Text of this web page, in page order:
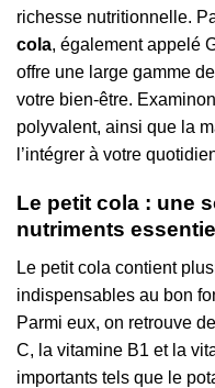
richesse nutritionnelle.
cola, également appelé
offre une large gamme
votre bien-être.
polyvalent, ainsi que la
l’intégrer à votre
Le petit cola : une
nutriments
Le petit cola contient
indispensables au bon
Parmi eux, on retrouve
C, la vitamine B1 et la
importants tels que le